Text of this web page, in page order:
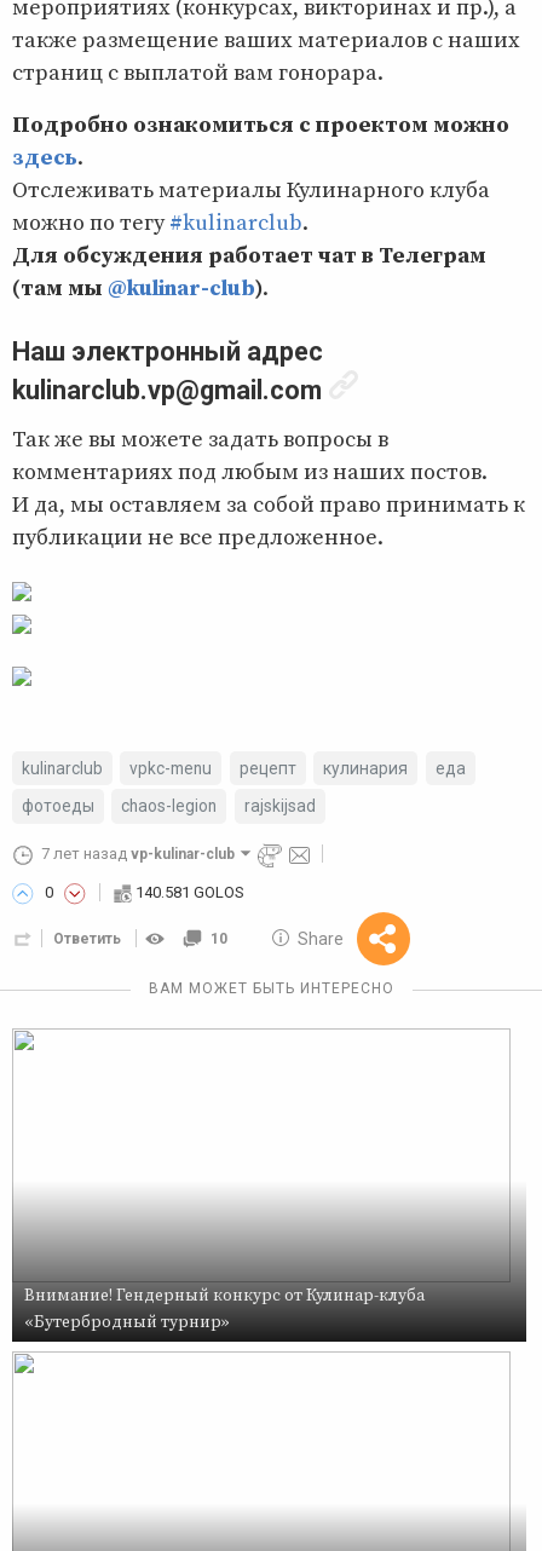
мероприятиях (конкурсах, викторинах и пр.), а
также размещение ваших материалов с наших
страниц с выплатой вам гонорара.
Подробно ознакомиться с проектом можно
здесь.
Отслеживать материалы Кулинарного клуба
можно по тегу#kulinarclub.
Для обсуждения работает чат в Телеграм
(там мы @kulinar-club).
Наш электронный адрес
kulinarclub.vp@gmail.com
Так же вы можете задать вопросы в
комментариях под любым из наших постов.
И да, мы оставляем за собой право принимать к
публикации не все предложенное.
kulinarclub vpkc-menu рецепт кулинария
еда
фотоеды
chaos-legion rajskijsad
7 лет назад vp-kulinar-club
0 140.581 GOLOS
Ответить 10 Share
Reward
10 GOLOS
ВАМ МОЖЕТ БЫТЬ ИНТЕРЕСНО
Внимание! Гендерный конкурс от Кулинар-клуба
«Бутербродный турнир»